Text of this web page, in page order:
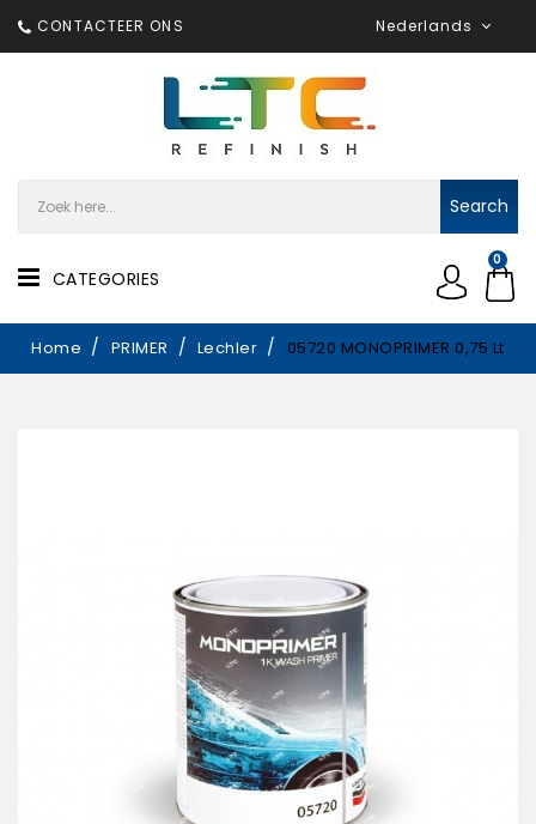
CONTACTEER ONS Nederlands
CATEGORIES
Search
0
Home PRIMER Lechler 05720 MONOPRIMER 0,75 Lt